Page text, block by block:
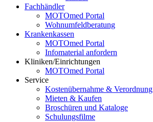
Fachhändler
MOTOmed Portal
Wohnumfeldberatung
Krankenkassen
MOTOmed Portal
Infomaterial anfordern
Kliniken/Einrichtungen
MOTOmed Portal
Service
Kostenübernahme & Verordnung
Mieten & Kaufen
Broschüren und Kataloge
Schulungsfilme